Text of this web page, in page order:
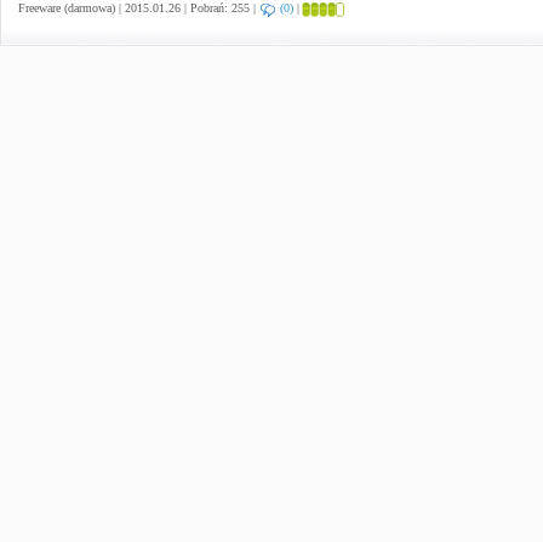
Freeware (darmowa) | 2015.01.26 | Pobrań: 255 | (0) |